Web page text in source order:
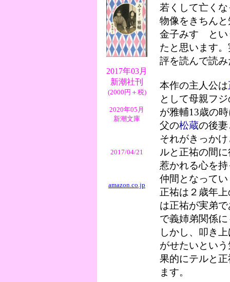
2017年03月
新潮社刊
(2000円＋税)
2020年05月
新潮文庫
2017/04/21
amazon.co.jp
若くして亡く
物像をきちん
金子みすゞと
たと思います
評を読んで読
本作の主人公は
として母親フ
が雅輔13歳の
父の松蔵の後
それがきっか
ルと正祐の間
惹かれる心を
仲間となって
正祐は２歳年
は正祐が実弟
で義姉弟関係
しかし、叩き
がせたいとい
果的にテルと
ます。